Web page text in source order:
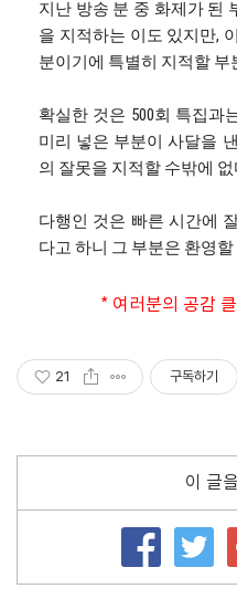
지난 방송 분 중 화제가 된
을 지적하는 이도 있지만,
분이기에 특별히 지적할 부
확실한 것은 500회 특집과
미리 넣은 부분이 사달을
의 잘못을 지적할 수밖에 없
다행인 것은 빠른 시간에
다고 하니 그 부분은 환영할
* 여러분의 공감
21 구독하기
이 글